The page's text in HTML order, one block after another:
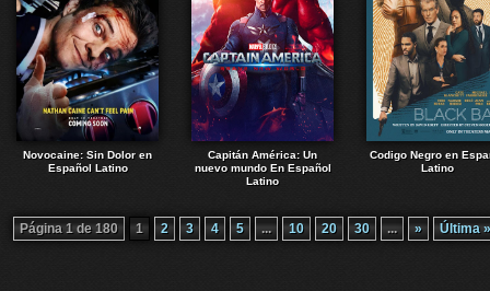
Novocaine: Sin Dolor en
Español Latino
Capitán América: Un
nuevo mundo En Español
Latino
Codigo Negro en
Latino
Página 1 de 180 1 2 3 4 5 ... 10 20 30 ... » Última »